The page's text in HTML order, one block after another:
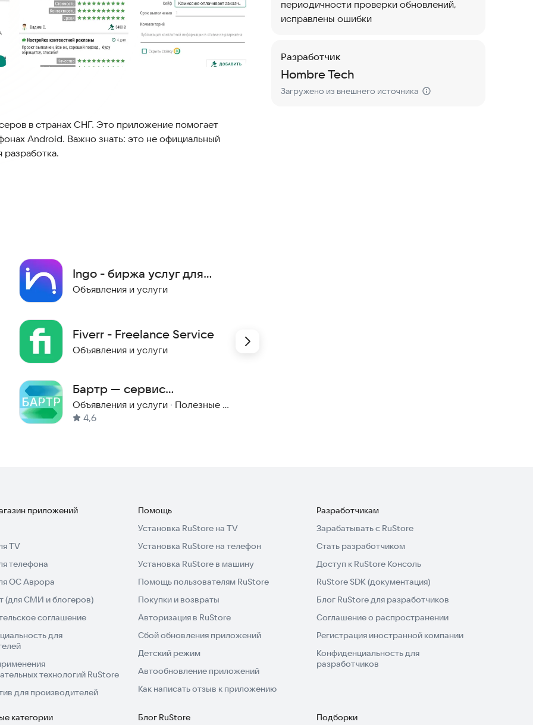
в странах СНГ. Это приложение помогает
Android. Важно знать: это не официальный
Из-за этого могут возникать неожиданные
вы столкнетесь с проблемами, обязательно
или выбор победителя
Ingo - биржа услуг для
селлеров на
Объявления и услуги
Fiverr - Freelance Service
Объявления и услуги
Бартр — сервис
объявлений
Объявления и услуги · Полезные инструменты
4,6
периодичности проверки обновлений,
исправлены ошибки
Разработчик
Hombre Tech
Загружено из внешнего источника
приложений
TV
телефона
ОС Аврора
(для СМИ и блогеров)
соглашение
для
технологий RuStore
для производителей
Помощь
Установка RuStore на TV
Установка RuStore на телефон
Установка RuStore в машину
Помощь пользователям RuStore
Покупки и возвраты
Авторизация в RuStore
Сбой обновления приложений
Детский режим
Автообновление приложений
Как написать отзыв к приложению
Разработчикам
Зарабатывать с RuStore
Стать разработчиком
Доступ к RuStore Консоль
RuStore SDK (документация)
Блог RuStore для разработчиков
Соглашение о распространении
Регистрация иностранной компании
Конфиденциальность для
разработчиков
категории Блог RuStore Подборки